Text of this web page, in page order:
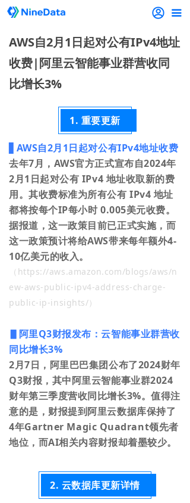
끀
AWS自2月1日起对公有IPv4地址
收费|阿里云智能事业群营收同
比增长3%
1. 重要更新
AWS自2月1日起对公有IPv4地址收费
去年7月，AWS官方正式宣布自2024年
2月1日起对公有 IPv4 地址收取新的费
用。其收费标准为所有公有 IPv4 地址
都将按每个IP每小时 0.005美元收费。
据报道，这一政策目前已正式实施，而
这一政策预计将给AWS带来每年额外4-
10亿美元的收入。
（https://aws.amazon.com/blogs/aws/n
ew-aws-public-ipv4-address-charge-
public-ip-insights/）
▋阿里Q3财报发布：云智能事业群营收
同比增长3%
2月7日，阿里巴巴集团公布了2024财年
Q3财报，其中阿里云智能事业群2024
财年第三季度营收同比增长3%。值得注
意的是，财报提到阿里云数据库保持了
4年Gartner Magic Quadrant领先者
地位，而AI相关内容财报却着墨较少。
2. 云数据库更新详情